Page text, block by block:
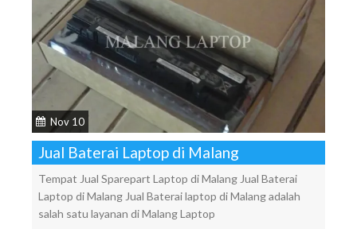
Nov 10
Jual Baterai Laptop di Malang
Tempat Jual Sparepart Laptop di Malang Jual Baterai
Laptop di Malang Jual Baterai laptop di Malang adalah
salah satu layanan di Malang Laptop